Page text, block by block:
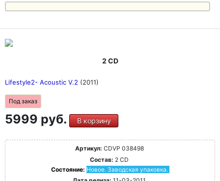
2 CD
Lifestyle2- Acoustic V.2 (2011)
Под заказ
5999 руб. В корзину
Артикул: CDVP 038498
Состав: 2 CD
Состояние: Новое. Заводская упаковка.